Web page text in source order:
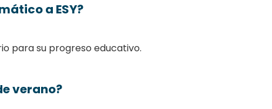
a ESY?
para su progreso educativo.
verano?